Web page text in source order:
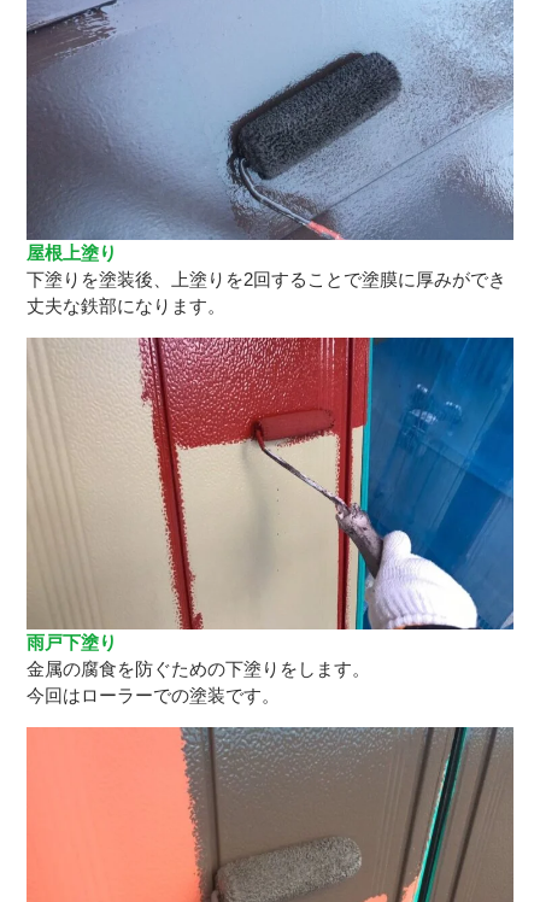
屋根上塗り
下塗りを塗装後、上塗りを2回することで塗膜に厚みができ
丈夫な鉄部になります。
雨戸下塗り
金属の腐食を防ぐための下塗りをします。
今回はローラーでの塗装です。